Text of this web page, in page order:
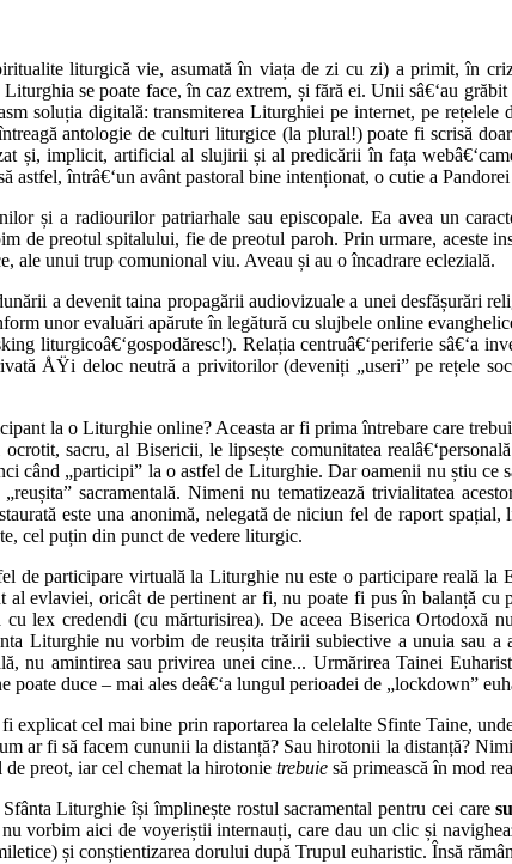
liturgică vie, asumată în viața de zi cu zi) a primit, în
se poate face, în caz extrem, și fără ei. Unii sâ€‘au
soluția digitală: transmiterea Liturghiei pe internet, pe
antologie de culturi liturgice (la plural!) poate fi scrisă
și, implicit, artificial al slujirii și al predicării în fața
astfel, întrâ€‘un avânt pastoral bine intenționat, o cutie a
și a radiourilor patriarhale sau episcopale. Ea avea un
de preotul spitalului, fie de preotul paroh. Prin urmare, aceste
ale unui trup comunional viu. Aveau și au o încadrare eclezială.
a devenit taina propagării audiovizuale a unei desfășurări
unor evaluări apărute în legătură cu slujbele online
liturgicoâ€‘gospodăresc!). Relația centruâ€‘periferie sâ€‘a
ÅŸi deloc neutră a privitorilor (deveniți „useri” pe rețele
la o Liturghie online? Aceasta ar fi prima întrebare care
sacru, al Bisericii, le lipsește comunitatea
când „participi” la o astfel de Liturghie. Dar oamenii nu știu
sacramentală. Nimeni nu tematizează trivialitatea
este una anonimă, nelegată de niciun fel de raport
cel puțin din punct de vedere liturgic.
de participare virtuală la Liturghie nu este o participare reală la
evlaviei, oricât de pertinent ar fi, nu poate fi pus în balanță
lex credendi (cu mărturisirea). De aceea Biserica Ortodoxă
Liturghie nu vorbim de reușita trăirii subiective a unuia sau
nu amintirea sau privirea unei cine... Urmărirea Tainei
poate duce – mai ales deâ€‘a lungul perioadei de „lockdown”
explicat cel mai bine prin raportarea la celelalte Sfinte Taine,
ar fi să facem cununii la distanță? Sau hirotonii la distanță?
preot, iar cel chemat la hirotonie trebuie să primească în mod
Liturghie își împlinește rostul sacramental pentru cei care
vorbim aici de voyeriștii internauți, care dau un clic și
și conștientizarea dorului după Trupul euharistic. Însă